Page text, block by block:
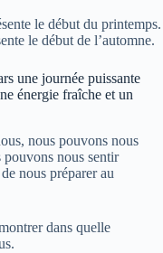
le début du printemps.
le début de l’automne.
une journée puissante
énergie fraîche et un
nous pouvons nous
pouvons nous sentir
nous préparer au
dans quelle